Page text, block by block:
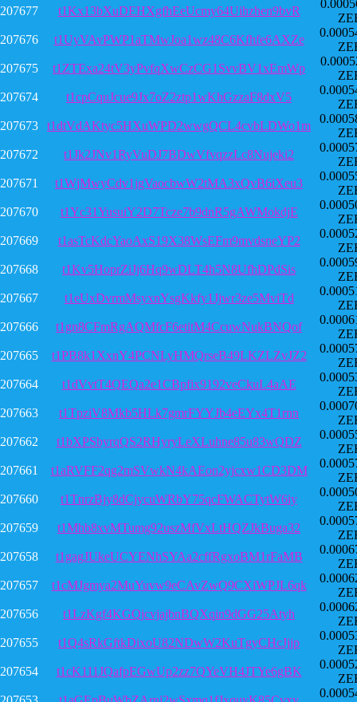
207677 t1Kx13bXuDEHXgfhEeUcmy64Uihzhen9bvR
207676
t1UyVAvPWP1aTMwJoa1wz48C6Kfhfe6AXZe
207675
t1ZTExa24tV3yPvfqXwCzCG1SvvBV1xEmWp
207674
t1cpCquJcue9Jx7oZ2ztp1wKhGzzaF8dxV5
207673
t1dtVdAKtyc5HXuWPD2wwgQCL4cvbLDWo1m
207672
t1Jk2JNv1RyVuDJ7BDwVfvqzzLc8Nujeki2
207671
t1WjMwyCdv1jgVaocbwW2tMA3xQvB6iXeu3
207670
t1Yc31YusuiY2D7Tcze7b9dnR5gAWMokdjE
207669
t1asTcKdcYaoAxS19X38WsEFm9mvdsneYP2
207668
t1Kv5HoprZiJj6Hq9wDLT4h5N8UfhDPdSis
207667
t1eUxDvrmMsyxnYsgKkfy1Jjwr3ze5MviTd
207666
t1gn8CFmRgAQMfcF6etitM4CcuwNukBNQof
207665
t1PB8k1XxnY4PCNLyHMQrseB49LKZLZvJZ2
207664
t1dVvtT4QEQa2e1CBpfix9192veCkuL4aAE
207663
t1TpziV8Mkb5HLk7gmrFYYJb4eEYx4T1rnn
207662
t1bXPSbyrqQS2RHyryLeXLuhne85u83wQDZ
207661
t1aRVFF2qg2mSVwkN4kAEon2yjcxw1CD3DM
207660
t1TnrzBjy8dCjycuWRbY75qcFWACTytW6iy
207659
t1Mhb8xvMTumg92uszMfVxLtHQZJkBuga32
207658
t1gagJUkeUCYENhSYAa2cffRgxoBM1rFaMB
207657
t1cMJgmya2MuYuvw9eCAvZwQ9CXiWPJL6qk
207656
t1LzKgf4KGQjcvjajbnBQXqin9dGG25Atyh
207655
t1Q4sRkGftkDixoU82NDwW2KuTgyCHcJjjp
207654
t1cK111JQafpEGwUp2zz7QYeVH4JTYe6gBK